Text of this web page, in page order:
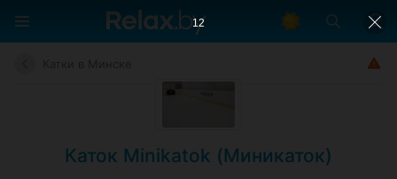
Каток Minikatok (Миникаток)
12